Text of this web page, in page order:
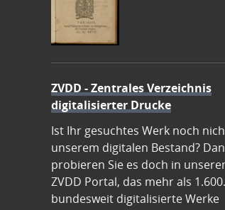
ZVDD - Zentrales Verzeichnis
digitalisierter Drucke
Ist Ihr gesuchtes Werk noch
unserem digitalen Bestand?
probieren Sie es doch in
ZVDD Portal, das mehr als
bundesweit digitalisierte Werke